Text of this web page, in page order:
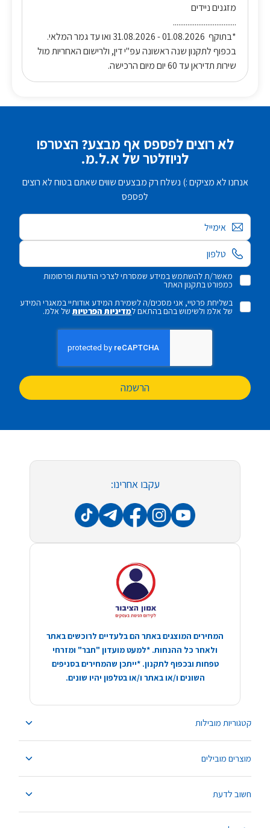
מזגנים ניידים
...................................
*בתוקף 01.08.2026 - 31.08.2026 ואו עד גמר המלאי.
בכפוף לתקנון שנה ראשונה עפ"י דין, ולרישום האחריות מול
שירות תדיראן עד 60 יום מיום הרכישה.
לא רוצים לפספס אף מבצע? הצטרפו
לניוזלטר של א.ל.מ.
אנחנו לא מציקים :) נשלח רק מבצעים שווים שאתם בטוח לא רוצים
לפספס
אימייל
מאשר/ת להשתמש במידע שמסרתי לצרכי הודעות ופרסומות
כמפורט בתקנון האתר
בשליחת פרטיי, אני מסכים/ה לשמירת המידע אודותיי במאגרי המידע
של אלמ ולשימוש בהם בהתאם למדיניות הפרטיותשל אלמ.
הרשמה
קטגוריות מובילות
מוצרים מובילים
חשוב לדעת
עקבו אחרינו:
המחירים המוצגים באתר הם בלעדיים לרוכשים באתר
ולאחר כל ההנחות. *למעט מועדון "חבר" ומזרחי
טפחות ובכפוף לתקנון. *ייתכן שהמחירים בסניפים
השונים ו/או באתר ו/או בטלפון יהיו שונים.